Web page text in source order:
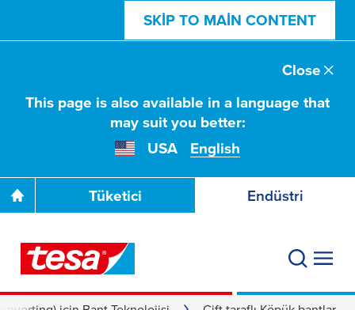
SKIP TO MAIN CONTENT
This page is also available in a language that
may suit you better:
USA
English
Close
Tüketici Endüstri